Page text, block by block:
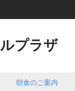
プラザ
朝食のご案内